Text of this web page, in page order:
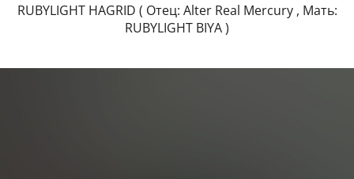
RUBYLIGHT HAGRID ( Отец: Alter Real Mercury , Мать:
RUBYLIGHT BIYA )